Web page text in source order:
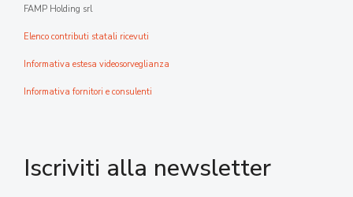
FAMP Holding srl
Elenco contributi statali ricevuti
Informativa estesa videosorveglianza
Informativa fornitori e consulenti
Iscriviti alla newsletter